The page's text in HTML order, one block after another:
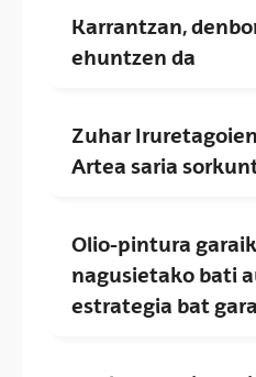
Karrantzan,
ehuntzen da
Zuhar
Artea saria
Olio-pintura
nagusietako bati
estrategia bat